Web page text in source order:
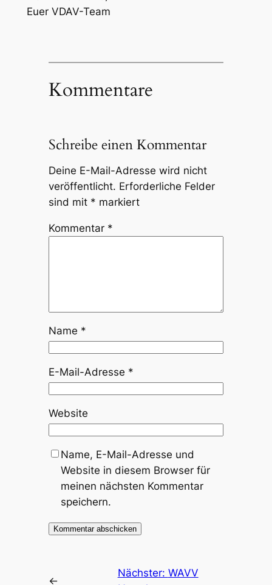
Euer VDAV-Team
Kommentare
Schreibe einen Kommentar
Deine E-Mail-Adresse wird nicht
veröffentlicht. Erforderliche Felder
sind mit * markiert
Kommentar *
Name *
E-Mail-Adresse *
Website
Name, E-Mail-Adresse und
Website in diesem Browser für
meinen nächsten Kommentar
speichern.
←
Nächster: WAVV